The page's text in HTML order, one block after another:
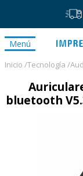
Menú
Inicio /Tecnología /
bluetooth